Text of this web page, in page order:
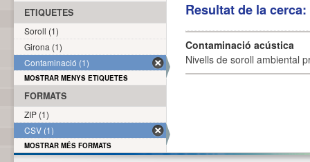
Resultat de la
Contaminació acústica
Nivells de soroll ambiental
ETIQUETES
Soroll (1)
Girona (1)
Contaminació (1)
MOSTRAR MENYS ETIQUETES
FORMATS
ZIP (1)
CSV (1)
MOSTRAR MÉS FORMATS